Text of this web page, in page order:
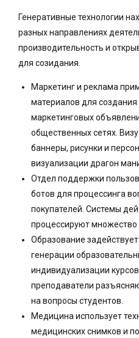
Генеративные технологии
разных направлениях
производительность и
для созидания.
Маркетинг и реклама
материалов для
маркетинговых
общественных сетях.
баннеры, рисунки и
визуализации драгон
Отдел поддержки
ботов для процессинга
покупателей. Системы
процессируют множество
Образование
генерации
индивидуализации
преподаватели
на вопросы студентов.
Медицина использует
медицинских снимков и